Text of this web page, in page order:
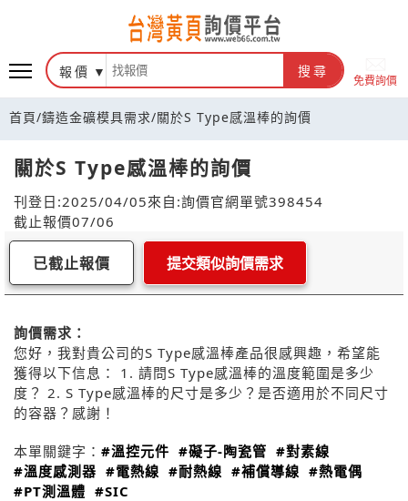
報價 搜尋
免費詢價
首頁/鑄造金礦模具需求/關於S Type感溫棒的詢價
關於S Type感溫棒的詢價
刊登日:2025/04/05來自:詢價官網單號398454
截止報價07/06
已截止報價 提交類似詢價需求
詢價需求：
您好，我對貴公司的S Type感溫棒產品很感興趣，希望能
獲得以下信息： 1. 請問S Type感溫棒的溫度範圍是多少
度？ 2. S Type感溫棒的尺寸是多少？是否適用於不同尺寸
的容器？感謝！
本單關鍵字： #溫控元件 #礙子-陶瓷管 #對素線
#溫度感測器 #電熱線 #耐熱線 #補償導線 #熱電偶
#PT測溫體 #SIC